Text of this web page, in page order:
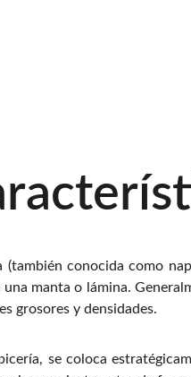
(también conocida como
una manta o lámina.
grosores y densidades.
se coloca